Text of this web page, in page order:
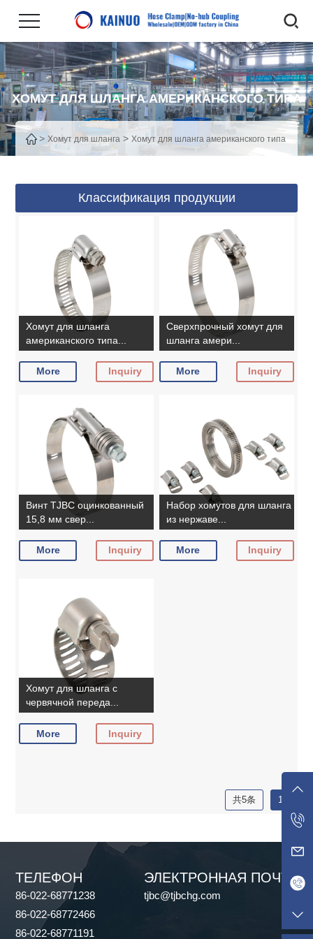
ХОМУТ ДЛЯ ШЛАНГА АМЕРИКАНСКОГО ТИПА
> Хомут для шланга >Хомут для шланга американского типа
Классификация продукции
Хомут для шланга
американского типа...
More Inquiry
Сверхпрочный хомут для
шланга амери...
More Inquiry
Винт TJBC оцинкованный
15,8 мм свер...
More Inquiry
Набор хомутов для шланга
из нержаве...
More Inquiry
Хомут для шланга с
червячной переда...
More Inquiry
共5条 1
ТЕЛЕФОН
86-022-68771238
86-022-68772466
86-022-68771191
ЭЛЕКТРОННАЯ ПОЧТА
tjbc@tjbchg.com